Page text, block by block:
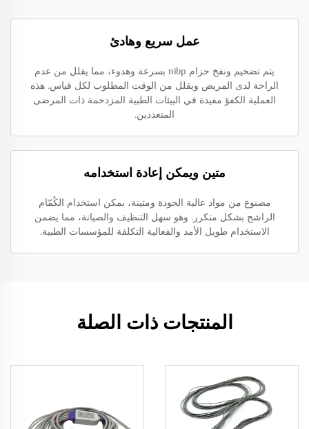
عمل سريع وهادئ
يتم تضخيم ونفخ حزام nibp بسرعة وهدوء، مما يقلل من عدم
الراحة لدى المريض ويقلل من الوقت المطلوب لكل قياس. هذه
العملية الكفؤ مفيدة في البيئات الطبية المزدحمة ذات المرضى
المتعددين.
متين ويمكن إعادة استخدامه
مصنوع من مواد عالية الجودة ومتينة، يمكن استخدام الكُمّام
الراشح بشكل متكرر. وهو سهل التنظيف والصيانة، مما يضمن
الاستخدام طويل الأمد والفعالية التكلفة للمؤسسات الطبية.
المنتجات ذات الصلة